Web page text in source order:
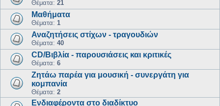
Θέματα: 21
Μαθήματα
Θέματα: 1
Αναζητήσεις στίχων - τραγουδιών
Θέματα: 40
CD/Βιβλία - παρουσιάσεις και κριτικές
Θέματα: 6
Ζητάω παρέα για μουσική - συνεργάτη για
κομπανία
Θέματα: 2
Ενδιαφέροντα στο διαδίκτυο